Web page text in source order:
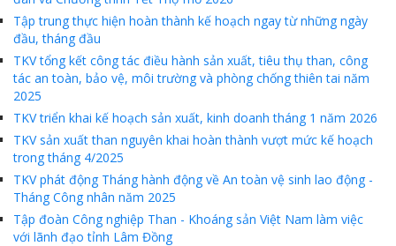
Tập trung thực hiện hoàn thành kế hoạch ngay từ những ngày
đầu, tháng đầu
TKV tổng kết công tác điều hành sản xuất, tiêu thụ than, công
tác an toàn, bảo vệ, môi trường và phòng chống thiên tai năm
2025
TKV triển khai kế hoạch sản xuất, kinh doanh tháng 1 năm 2026
TKV sản xuất than nguyên khai hoàn thành vượt mức kế hoạch
trong tháng 4/2025
TKV phát động Tháng hành động về An toàn vệ sinh lao động -
Tháng Công nhân năm 2025
Tập đoàn Công nghiệp Than - Khoáng sản Việt Nam làm việc
với lãnh đạo tỉnh Lâm Đồng